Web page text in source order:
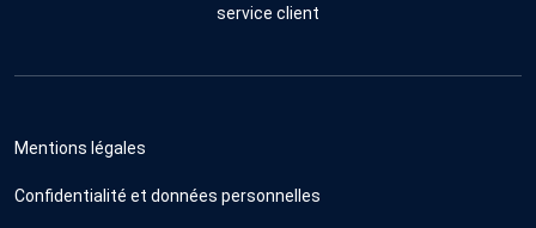
service client
Mentions légales
Confidentialité et données personnelles